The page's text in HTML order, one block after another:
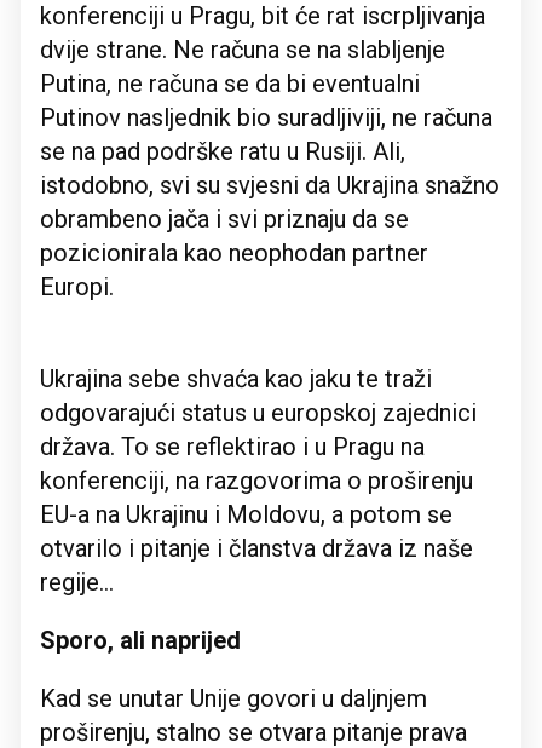
konferenciji u Pragu, bit će rat iscrpljivanja
dvije strane. Ne računa se na slabljenje
Putina, ne računa se da bi eventualni
Putinov nasljednik bio suradljiviji, ne računa
se na pad podrške ratu u Rusiji. Ali,
istodobno, svi su svjesni da Ukrajina snažno
obrambeno jača i svi priznaju da se
pozicionirala kao neophodan partner
Europi.
Ukrajina sebe shvaća kao jaku te traži
odgovarajući status u europskoj zajednici
država. To se reflektirao i u Pragu na
konferenciji, na razgovorima o proširenju
EU-a na Ukrajinu i Moldovu, a potom se
otvarilo i pitanje i članstva država iz naše
regije…
Sporo, ali naprijed
Kad se unutar Unije govori u daljnjem
proširenju, stalno se otvara pitanje prava